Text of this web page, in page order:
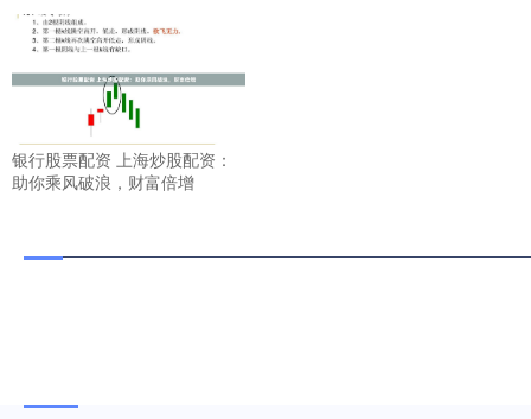
银行股票配资 上海炒股配资：
助你乘风破浪，财富倍增